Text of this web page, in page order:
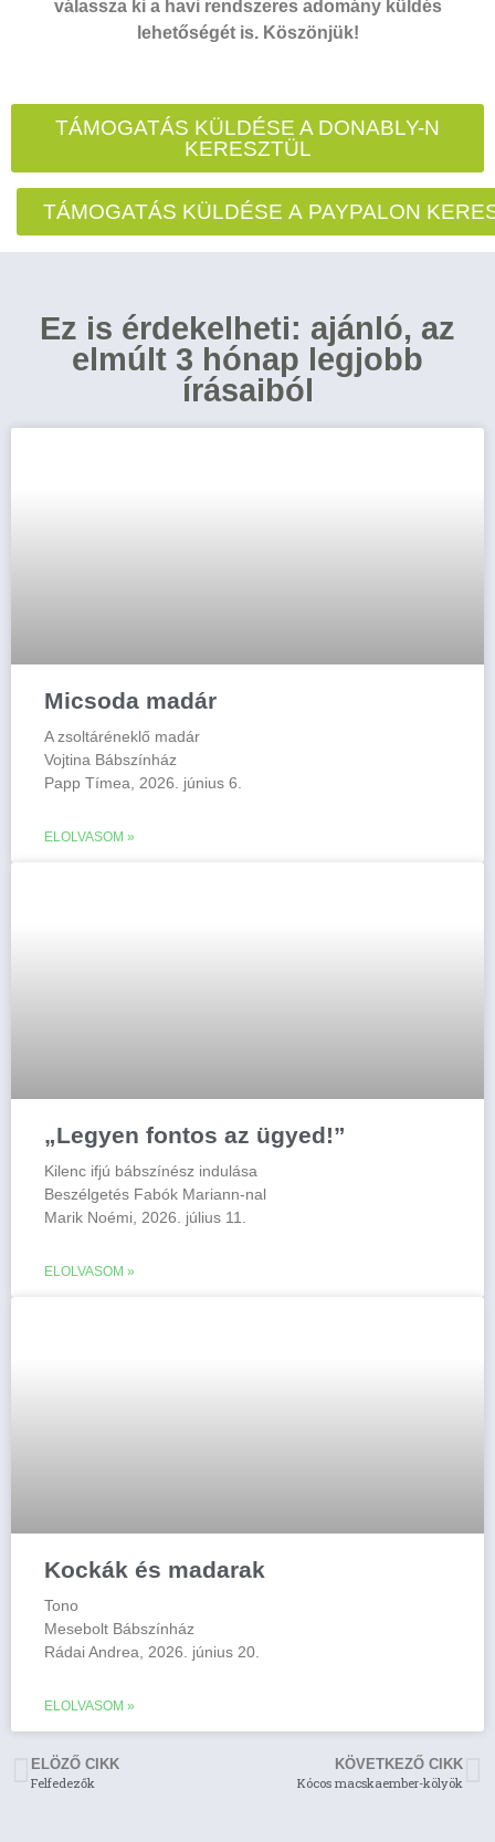
válassza ki a havi rendszeres adomány küldés
lehetőségét is. Köszönjük!
TÁMOGATÁS KÜLDÉSE A DONABLY-N
KERESZTÜL
TÁMOGATÁS KÜLDÉSE A PAYPALON
Ez is érdekelheti: ajánló, az
elmúlt 3 hónap legjobb
írásaiból
Micsoda madár
A zsoltáréneklő madár
Vojtina Bábszínház
Papp Tímea, 2026. június 6.
ELOLVASOM »
„Legyen fontos az ügyed!”
Kilenc ifjú bábszínész indulása
Beszélgetés Fabók Mariann-nal
Marik Noémi, 2026. július 11.
ELOLVASOM »
Kockák és madarak
Tono
Mesebolt Bábszínház
Rádai Andrea, 2026. június 20.
ELOLVASOM »
ELÖZŐ CIKK
Felfedezők
KÖVETKEZŐ CIKK
Kócos macskaember-kölyök